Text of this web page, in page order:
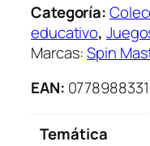
Categoría:
educativo,
Marcas:Spin
EAN:
Temática